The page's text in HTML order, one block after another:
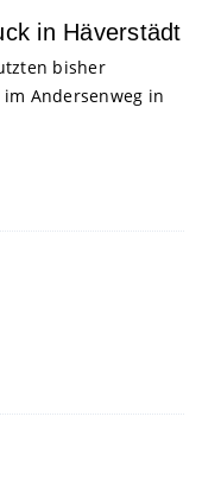
in Häverstädt
bisher
Andersenweg in